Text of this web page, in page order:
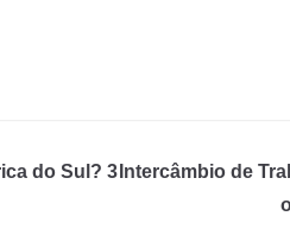
do Sul? 3 Intercâmbio de